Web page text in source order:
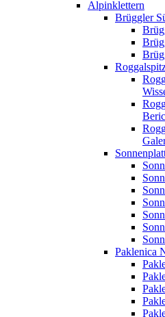
Alpinklettern
Brüggler
Paklenica